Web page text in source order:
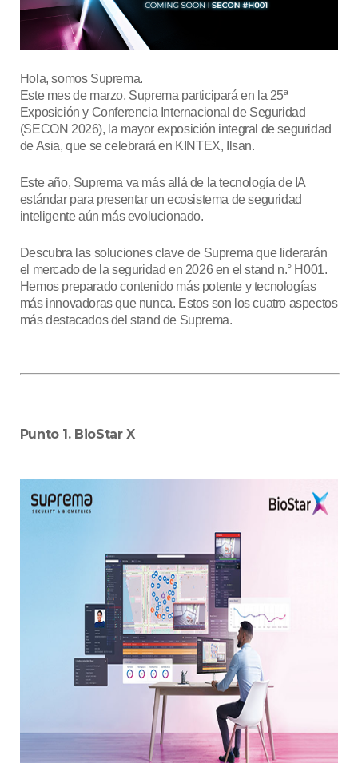
Hola, somos Suprema.
Este mes de marzo, Suprema participará en la 25ª
Exposición y Conferencia Internacional de Seguridad
(SECON 2026), la mayor exposición integral de seguridad
de Asia, que se celebrará en KINTEX, Ilsan.
Este año, Suprema va más allá de la tecnología de IA
estándar para presentar un ecosistema de seguridad
inteligente aún más evolucionado.
Descubra las soluciones clave de Suprema que liderarán
el mercado de la seguridad en 2026 en el stand n.° H001.
Hemos preparado contenido más potente y tecnologías
más innovadoras que nunca. Estos son los cuatro aspectos
más destacados del stand de Suprema.
Punto 1. BioStar X